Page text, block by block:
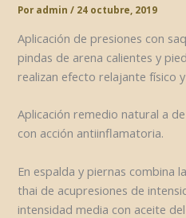
Poradmin/ 24 octubre, 2019
Aplicación de presiones con
pindas de arena calientes y
realizan efecto relajante físico
Aplicación remedio natural a
con acción antiinflamatoria.
En espalda y piernas combina
thai de acupresiones de
intensidad media con aceite